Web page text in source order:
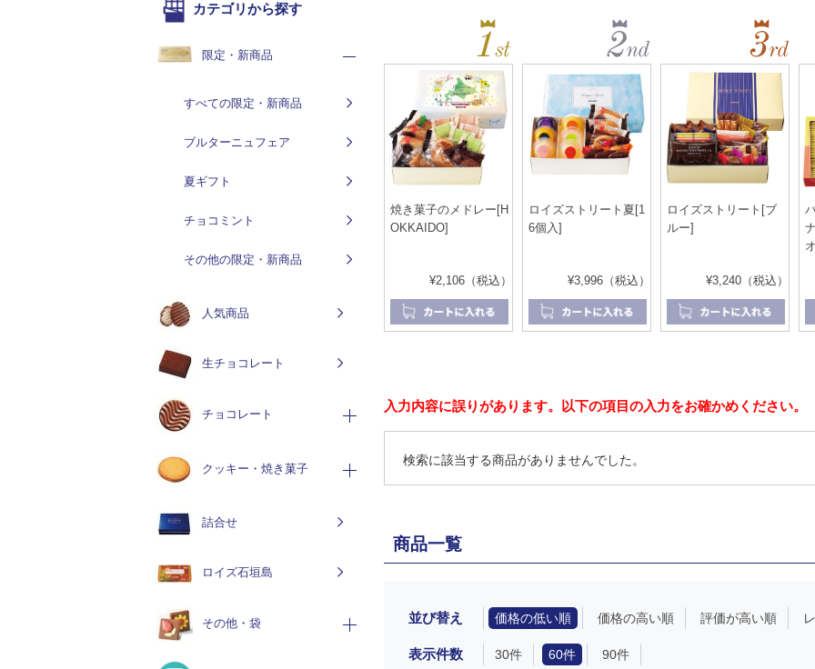
焼き菓子のメドレー[H
OKKAIDO]
¥2,106（税込）
ロイズストリート夏[1
6個入]
¥3,996（税込）
ロイズストリート[ブ
ルー]
¥3,240（税込）
入力内容に誤りがあります。以下の項目の入力をお確かめください。
検索に該当する商品がありませんでした。
商品一覧
並び替え 価格の低い順 価格の高い順 評価が高い順
表示件数 30件 60件 90件
カテゴリから探す
限定・新商品
すべての限定・新商品
ブルターニュフェア
夏ギフト
チョコミント
その他の限定・新商品
人気商品
生チョコレート
チョコレート
クッキー・焼き菓子
詰合せ
ロイズ石垣島
その他・袋